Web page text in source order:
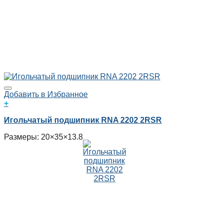
Добавить в Избранное
+
Игольчатый подшипник RNA 2202 2RSR
Размеры: 20×35×13.8